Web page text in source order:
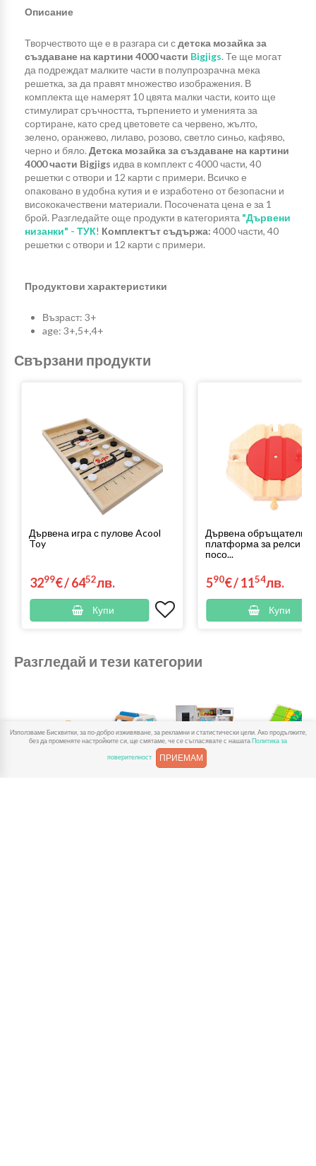
Описание
Творчеството ще е в разгара си сдетска мозайка за
създаване на картини 4000 части Bigjigs. Те ще могат
да подреждат малките части в полупрозрачна мека
решетка, за да правят множество изображения. В
комплекта ще намерят 10 цвята малки части, които ще
стимулират сръчността, търпението и уменията за
сортиране, като сред цветовете са червено, жълто,
зелено, оранжево, лилаво, розово, светло синьо, кафяво,
черно и бяло. Детска мозайка за създаване на картини
4000 части Bigjigs идва в комплект с 4000 части, 40
решетки с отвори и 12 карти с примери. Всичко е
опаковано в удобна кутия и е изработено от безопасни и
висококачествени материали. Посочената цена е за 1
брой. Разгледайте още продукти в категорията "Дървени
низанки" - ТУК! Комплектът съдържа: 4000 части, 40
решетки с отвори и 12 карти с примери.
Продуктови характеристики
Възраст: 3+
age: 3+,5+,4+
Свързани продукти
Дървена игра с пулове Acool
Toy
3299€/6452лв.
Купи
Дървена обръщателна
платформа за релси
посо...
590€/1154лв.
Купи
Разгледай и тези категории
Използваме Бисквитки, за по-добро изживяване, за рекламни и статистически цели. Ако продължите,
без да променяте настройките си, ще смятаме, че се съгласявате с нашатаПолитика за
поверителност ПРИЕМАМ